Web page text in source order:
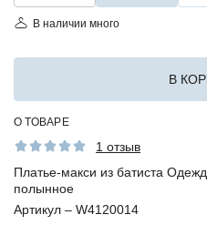
В наличии много
В
О ТОВАРЕ
1 отзыв
Платье-макси из батиста
полынное
Артикул – W4120014